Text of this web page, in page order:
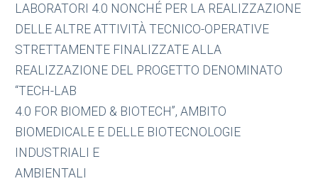
LABORATORI 4.0 NONCHÉ PER LA REALIZZAZIONE
DELLE ALTRE ATTIVITÀ TECNICO-OPERATIVE
STRETTAMENTE FINALIZZATE ALLA
REALIZZAZIONE DEL PROGETTO DENOMINATO
“TECH-LAB
4.0 FOR BIOMED & BIOTECH”, AMBITO
BIOMEDICALE E DELLE BIOTECNOLOGIE
INDUSTRIALI E
AMBIENTALI